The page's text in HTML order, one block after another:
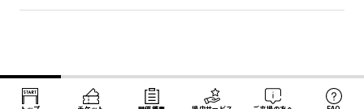
いただけます。